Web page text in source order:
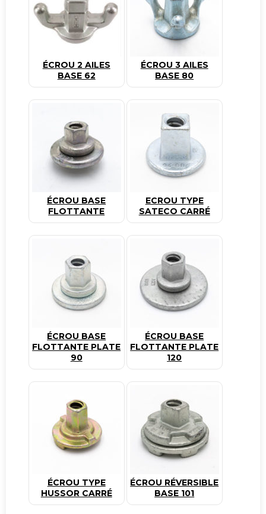
ÉCROU 2 AILES
BASE 62
ÉCROU 3 AILES
BASE 80
ÉCROU BASE
FLOTTANTE
ECROU TYPE
SATECO CARRÉ
ÉCROU BASE
FLOTTANTE PLATE
90
ÉCROU BASE
FLOTTANTE PLATE
120
ÉCROU TYPE
HUSSOR CARRÉ
ÉCROU RÉVERSIBLE
BASE 101